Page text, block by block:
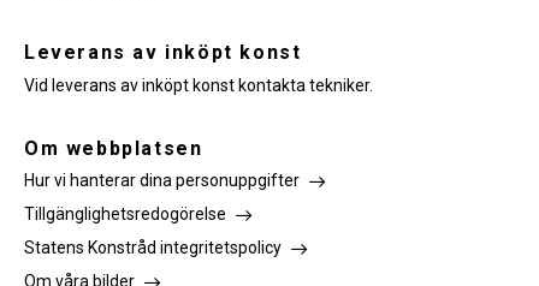
Leverans av inköpt konst
Vid leverans av inköpt konst kontakta tekniker.
Om webbplatsen
Hur vi hanterar dina personuppgifter
Tillgänglighetsredogörelse
Statens Konstråd integritetspolicy
Om våra bilder